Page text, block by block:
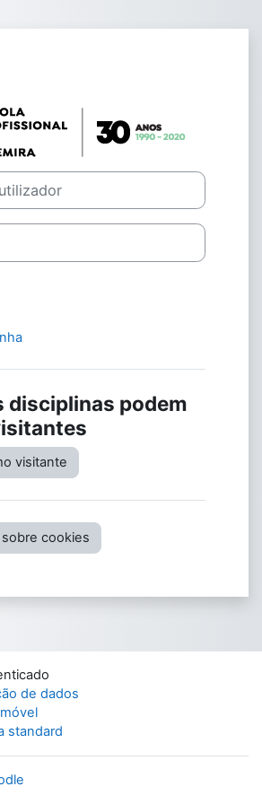
disciplinas podem
visitante
cookies
de dados
standard